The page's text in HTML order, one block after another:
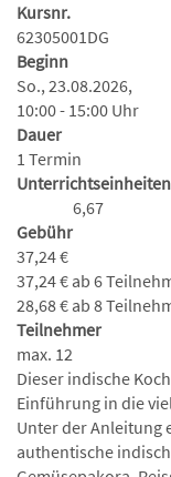
Kursnr.
62305001DG
Beginn
So., 23.08.2026,
10:00 - 15:00 Uhr
Dauer
1 Termin
Unterrichtseinheiten
6,67
Gebühr
37,24 €
37,24 € ab 6
28,68 € ab 8
Teilnehmer
max. 12
Dieser indische
Einführung in die
Unter der Anleitung
authentische